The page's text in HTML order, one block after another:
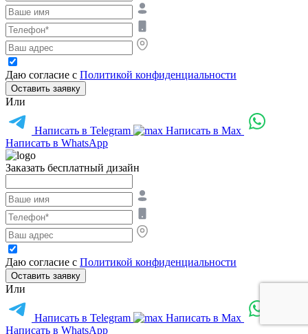
Даю согласие с Политикой конфиденциальности
Оставить заявку
Или
Написать в Telegram
Написать в Max
Написать в WhatsApp
Заказать бесплатный дизайн
Даю согласие с Политикой конфиденциальности
Оставить заявку
Или
Написать в Telegram
Написать в Max
Написать в WhatsApp